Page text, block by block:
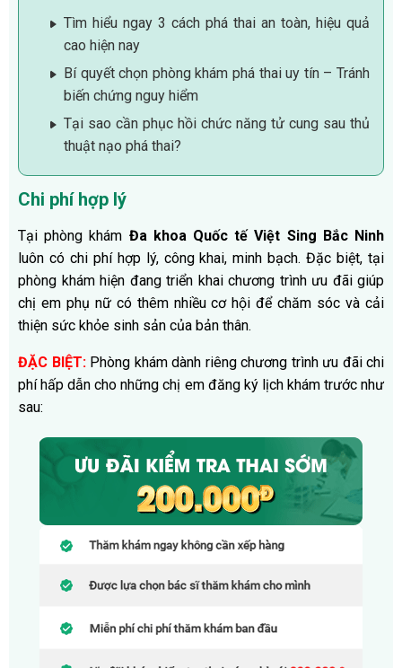
Tìm hiểu ngay 3 cách phá thai an toàn, hiệu quả
cao hiện nay
Bí quyết chọn phòng khám phá thai uy tín – Tránh
biến chứng nguy hiểm
Tại sao cần phục hồi chức năng tử cung sau thủ
thuật nạo phá thai?
Chi phí hợp lý
Tại phòng khám Đa khoa Quốc tế Việt Sing Bắc Ninh
luôn có chi phí hợp lý, công khai, minh bạch. Đặc biệt, tại
phòng khám hiện đang triển khai chương trình ưu đãi giúp
chị em phụ nữ có thêm nhiều cơ hội để chăm sóc và cải
thiện sức khỏe sinh sản của bản thân.
ĐẶC BIỆT:Phòng khám dành riêng chương trình ưu đãi chi
phí hấp dẫn cho những chị em đăng ký lịch khám trước như
sau: